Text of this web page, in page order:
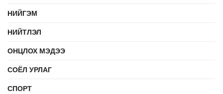
НИЙГЭМ
НИЙТЛЭЛ
ОНЦЛОХ МЭДЭЭ
СОЁЛ УРЛАГ
СПОРТ